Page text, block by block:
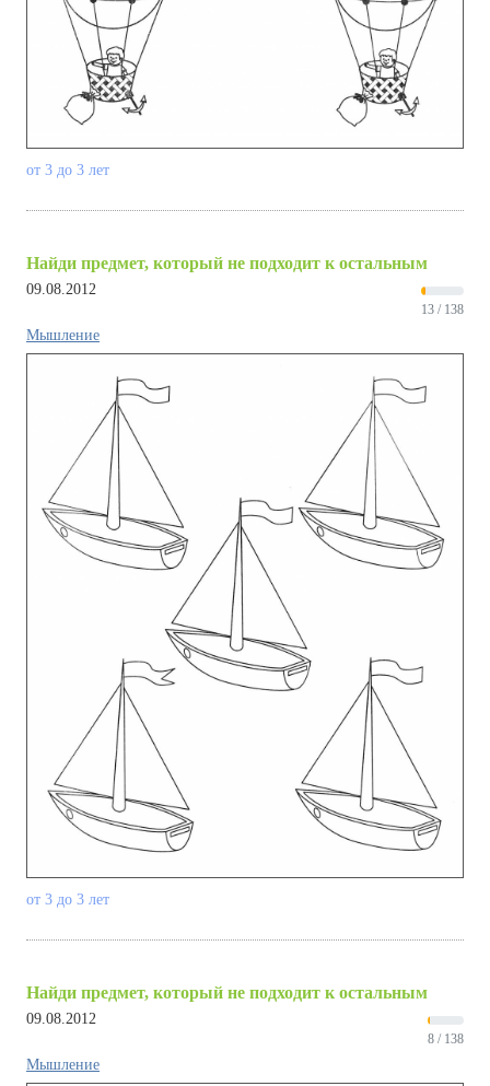
от 3 до 3 лет
Найди предмет, который не подходит к остальным
09.08.2012
13 / 138
Мышление
от 3 до 3 лет
Найди предмет, который не подходит к остальным
09.08.2012
8 / 138
Мышление